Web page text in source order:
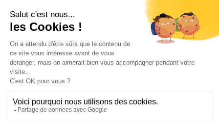
ALARME & SÉCURITÉ
MAISON CONNECTÉE
VISIOPHONE & INTERPHONE
LUMINAIRES & ECLAIRAGE